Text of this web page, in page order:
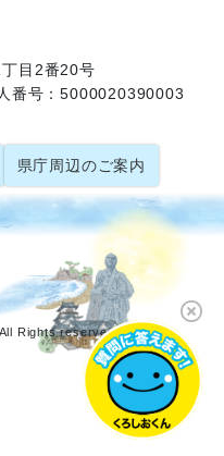
目2番20号
番号：5000020390003
県庁周辺のご案内
Rights reserved.